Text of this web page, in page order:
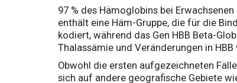
97 % des Hämoglobins bei
enthält eine Häm-Gruppe, die für die
kodiert, während das Gen HBB Beta-
Thalassämie und Veränderungen in
Obwohl die ersten aufgezeichneten
sich auf andere geografische Gebiete